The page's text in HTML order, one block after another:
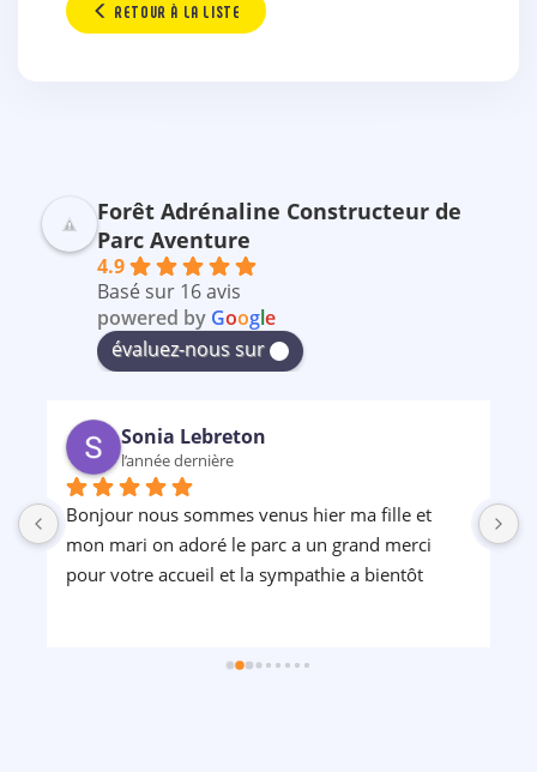
RETOUR À LA LISTE
Forêt Adrénaline Constructeur de
Parc Aventure
4.9
Basé sur 16 avis
powered by Google
évaluez-nous sur
Sonia Lebreton
l’année dernière
Bonjour nous sommes venus hier ma fille et
mon mari on adoré le parc a un grand merci
pour votre accueil et la sympathie a bientôt